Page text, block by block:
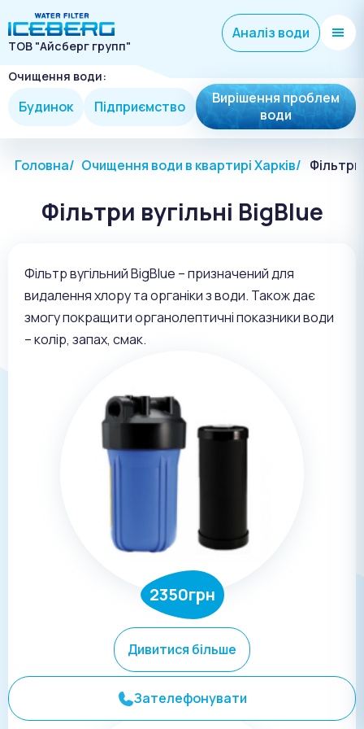
ТОВ "Айсберг групп"
Аналіз води
Очищення води:
Будинок Підприємство
Вирішення проблем
води
Головна Очищення води в квартирі Харків Фільтри
Фільтри вугільні BigBlue
Фільтр вугільний BigBlue – призначений для
видалення хлору та органіки з води. Також дає
змогу покращити органолептичні показники води
– колір, запах, смак.
2350грн
Дивитися більше
Зателефонувати